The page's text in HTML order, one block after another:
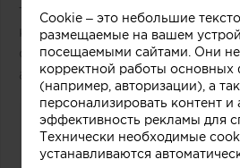
так и на производственном
которого перемешивание
орехов и ароматических
авторы этого небольшого
Cookie – это небольшие
размещаемые на вашем
посещаемыми сайтами. Они
корректной работы основных
(например, авторизации), а
персонализировать контент и
эффективность рекламы для
Технически необходимые
устанавливаются